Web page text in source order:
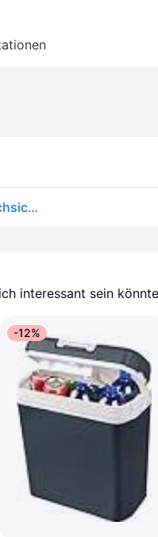
Igloo Coolers Sunset Glide 104l Rigid Portable Cooler Durchsichtig
interessant sein
-12%